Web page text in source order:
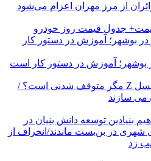
جدول قیمت روز خودرو
بوشهر؛ آموزش در دستور کار است
سیلیکن ولیِ تهران؛ این ایران نسل Z مگر متوقف شدنی است؟ /
می سازند
بنیادین توسعه دانش بنیان در
شهری در بن‌بست ماندند/انحراف از